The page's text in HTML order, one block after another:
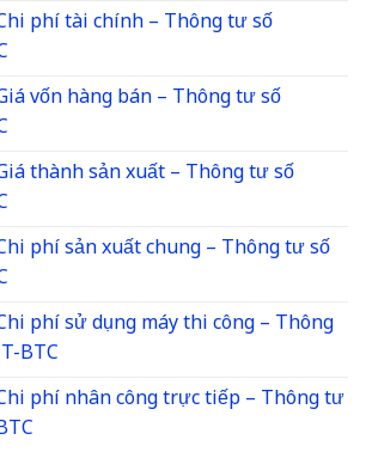
phí tài chính – Thông tư số
vốn hàng bán – Thông tư số
thành sản xuất – Thông tư số
phí sản xuất chung – Thông tư số
phí sử dụng máy thi công – Thông
BTC
phí nhân công trực tiếp – Thông tư